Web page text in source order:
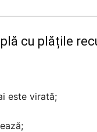
cu plățile
este virată;